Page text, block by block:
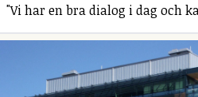
"Vi har en bra dialog i dag och